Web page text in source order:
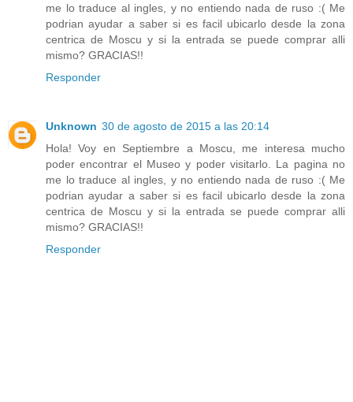
me lo traduce al ingles, y no entiendo nada de ruso :( Me
podrian ayudar a saber si es facil ubicarlo desde la zona
centrica de Moscu y si la entrada se puede comprar alli
mismo? GRACIAS!!
Responder
Unknown 30 de agosto de 2015 a las 20:14
Hola! Voy en Septiembre a Moscu, me interesa mucho
poder encontrar el Museo y poder visitarlo. La pagina no
me lo traduce al ingles, y no entiendo nada de ruso :( Me
podrian ayudar a saber si es facil ubicarlo desde la zona
centrica de Moscu y si la entrada se puede comprar alli
mismo? GRACIAS!!
Responder